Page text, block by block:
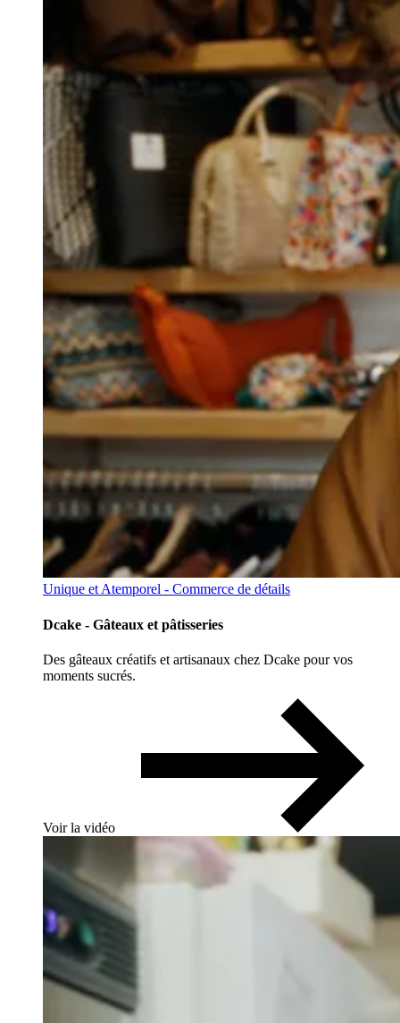
Unique et Atemporel - Commerce de détails
Dcake - Gâteaux et pâtisseries
Des gâteaux créatifs et artisanaux chez Dcake pour vos
moments sucrés.
Voir la vidéo